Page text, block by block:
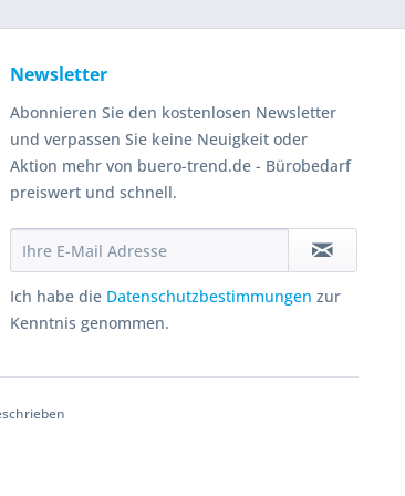
Newsletter
Abonnieren Sie den kostenlosen Newsletter
und verpassen Sie keine Neuigkeit oder
Aktion mehr von buero-trend.de - Bürobedarf
preiswert und schnell.
Ich habe die Datenschutzbestimmungen zur
Kenntnis genommen.